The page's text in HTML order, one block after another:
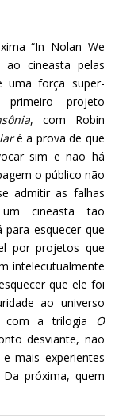
“In Nolan We
ao cineasta pelas
uma força super-
projeto
, com Robin
é a prova de que
sim e não há
o público não
admitir as falhas
cineasta tão
esquecer que
por projetos que
intelecutualmente
que ele foi
ao universo
com a trilogia O
desviante, não
mais experientes
próxima, quem